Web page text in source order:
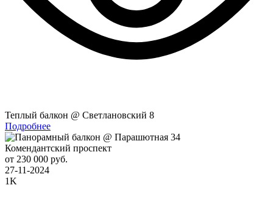
Теплый балкон @ Светлановский 8
Подробнее
Комендантский проспект
от 230 000 руб.
27-11-2024
1K